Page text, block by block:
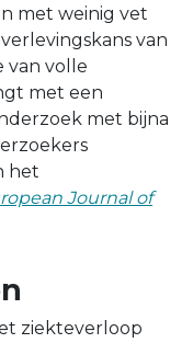
met weinig vet
van
van volle
met een
met bijna
het
Journal of
ziekteverloop